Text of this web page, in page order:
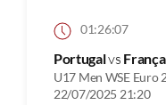
01:26:07
Portugalvs França
U17 Men WSE Euro
22/07/2025 21:20